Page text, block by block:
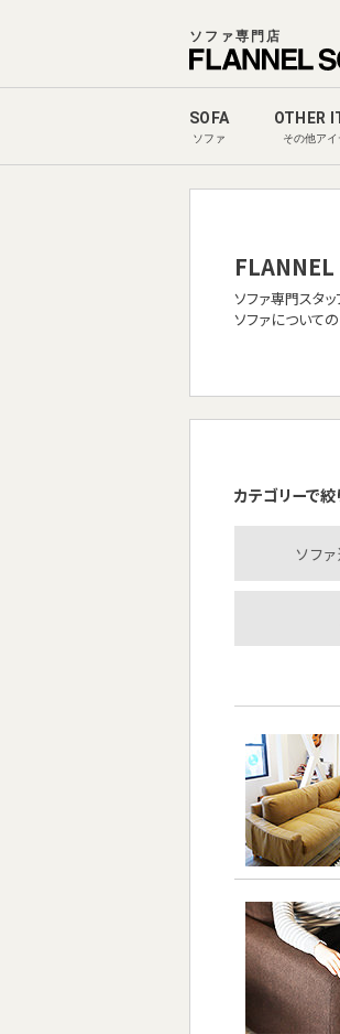
ソファ専門店
SOFA
ソファ
OTHER
その他アイ
ソファ専門スタ
ソファについての
カテゴリーで絞
ソフ